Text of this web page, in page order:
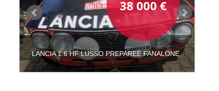
38 000€
LANCIA 1.6 HF LUSSO PREPAREE FANALONE
PSD
F1 FOOTWORK A11C-02